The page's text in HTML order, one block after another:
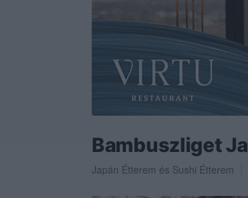
Bambuszliget
Japán Étterem és Sushi Étterem